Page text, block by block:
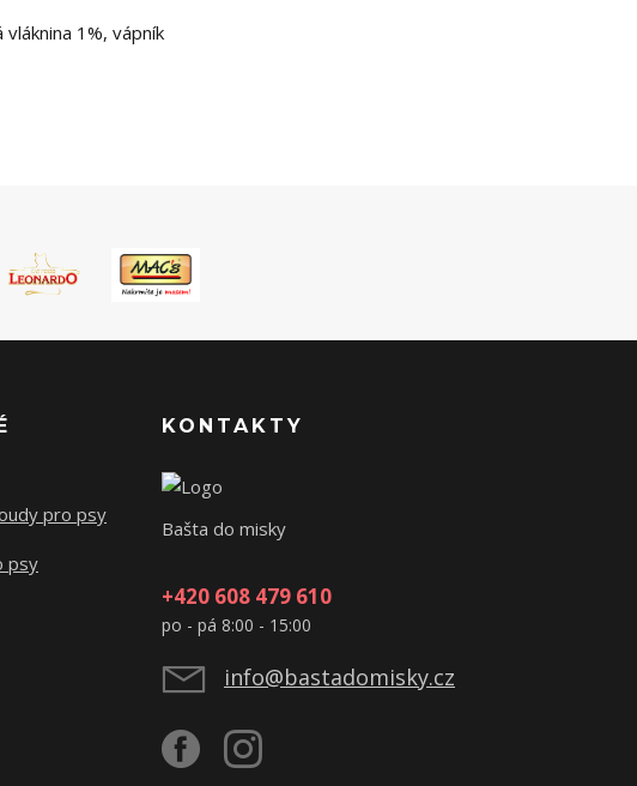
1%, vápník
pro psy
psy
KONTAKTY
Bašta do misky
+420 608 479 610
po - pá 8:00 - 15:00
info@bastadomisky.cz